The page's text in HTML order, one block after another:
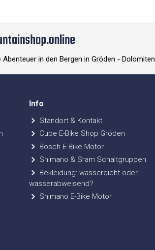
in den Bergen in Gröden - Dolomiten
Info
Standort & Kontakt
Cube E-Bike Shop Gröden
Bosch E-Bike Motor
Shimano & Sram Schaltgruppen
Bekleidung: wasserdicht oder
wasserabweisend?
Shimano E-Bike Motor